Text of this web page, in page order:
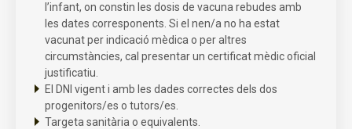
l’infant, on constin les dosis de vacuna rebudes amb
les dates corresponents. Si el nen/a no ha estat
vacunat per indicació mèdica o per altres
circumstàncies, cal presentar un certificat mèdic oficial
justificatiu.
El DNI vigent i amb les dades correctes dels dos
progenitors/es o tutors/es.
Targeta sanitària o equivalents.